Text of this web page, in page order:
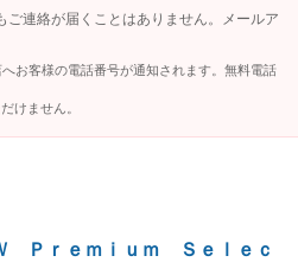
ご連絡が届くことはありません。メールア
お客様の電話番号が通知されます。無料電話
けません。
Ｐｒｅｍｉｕｍ Ｓｅｌｅｃ